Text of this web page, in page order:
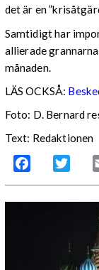
det är en
Samtidigt har
allierade
månaden.
LÄS OCKSÅ:
Foto: D. Bernard
Text: Redaktionen
Facebook